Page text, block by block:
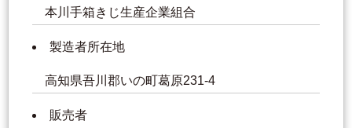
本川手箱きじ生産企業組合
製造者所在地
高知県吾川郡いの町葛原231-4
販売者